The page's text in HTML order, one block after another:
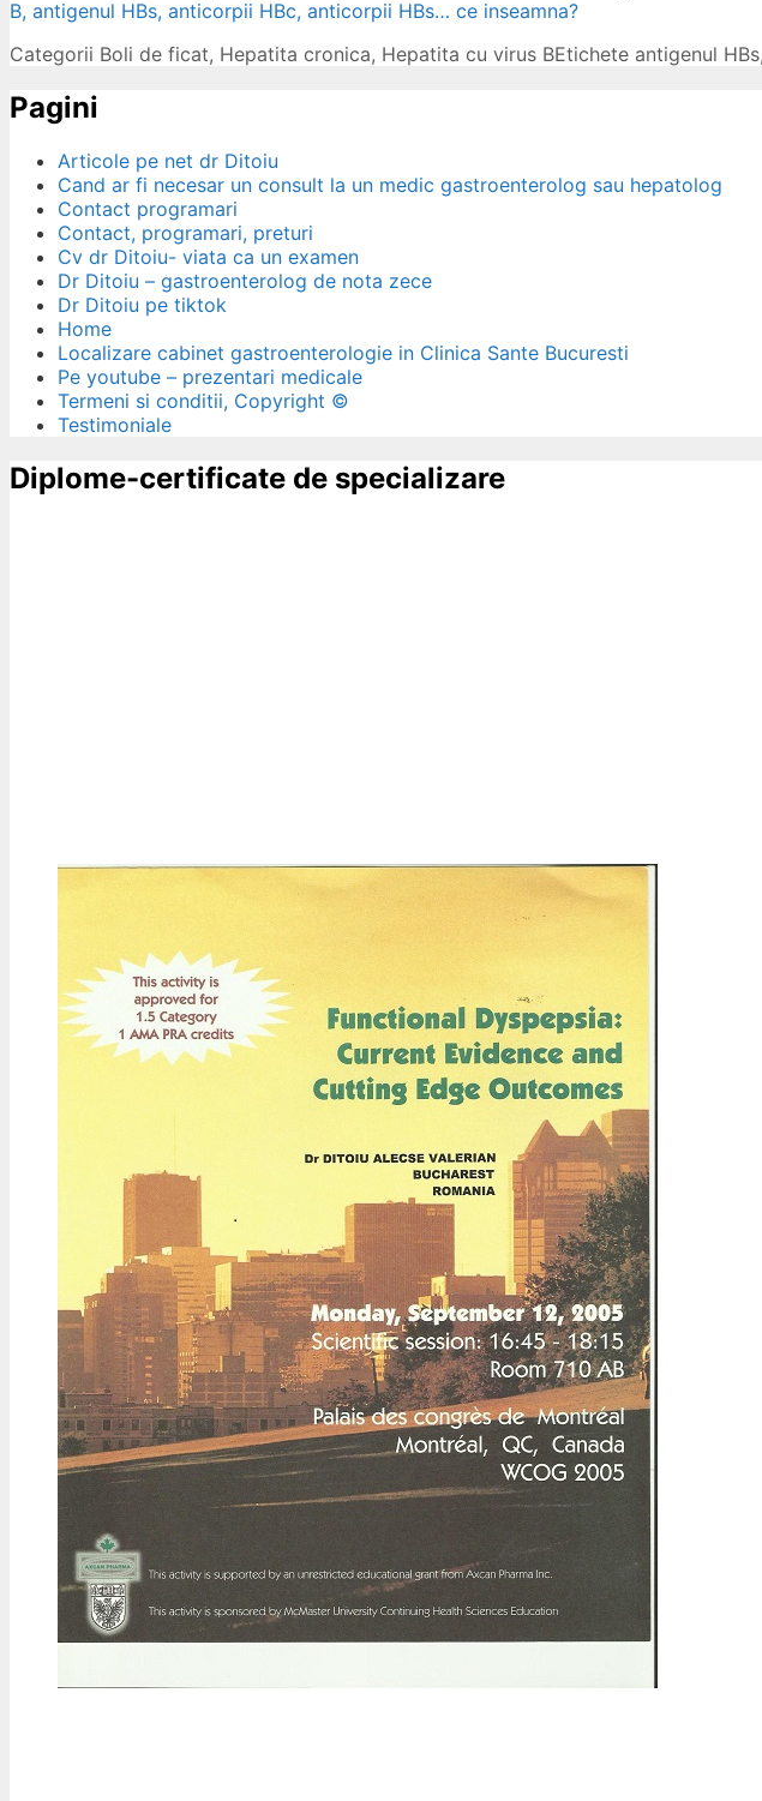
B, antigenul HBs, anticorpii HBc, anticorpii HBs… ce inseamna?
Categorii Boli de ficat, Hepatita cronica, Hepatita cu virus BEtichete antigenul HBs,
Pagini
Articole pe net dr Ditoiu
Cand ar fi necesar un consult la un medic gastroenterolog sau hepatolog
Contact programari
Contact, programari, preturi
Cv dr Ditoiu- viata ca un examen
Dr Ditoiu – gastroenterolog de nota zece
Dr Ditoiu pe tiktok
Home
Localizare cabinet gastroenterologie in Clinica Sante Bucuresti
Pe youtube – prezentari medicale
Termeni si conditii, Copyright ©
Testimoniale
Diplome-certificate de specializare